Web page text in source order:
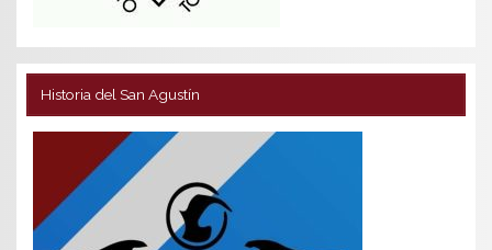
Historia del San Agustín